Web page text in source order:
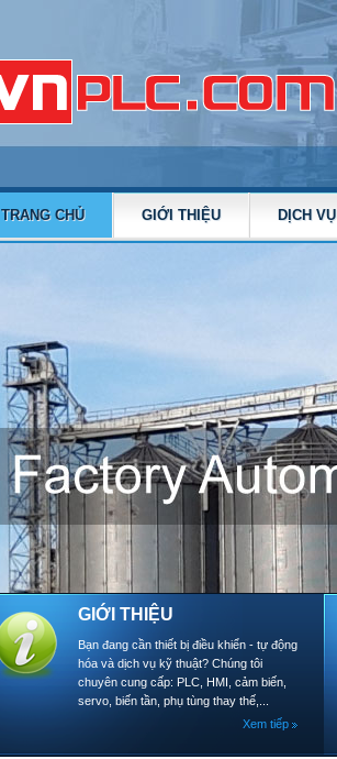
TRANG CHỦ GIỚI THIỆU DỊCH VỤ
GIỚI THIỆU
Bạn đang cần thiết bị điều khiển - tự động
hóa và dịch vụ kỹ thuật? Chúng tôi
chuyên cung cấp: PLC, HMI, cảm biến,
servo, biến tần, phụ tùng thay thế,...
Xem tiếp